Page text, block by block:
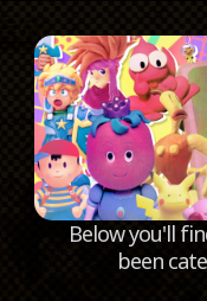
Below you'll
been